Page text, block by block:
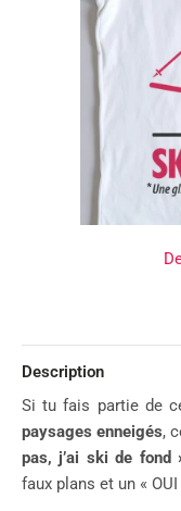
Description
Si tu fais partie de
paysages enneigés,
pas, j’ai ski de fond
faux plans et un «